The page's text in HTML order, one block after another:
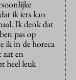
ik iets kan
Ik denk dat
pas op
ik in de horeca
zat en
heel leuk